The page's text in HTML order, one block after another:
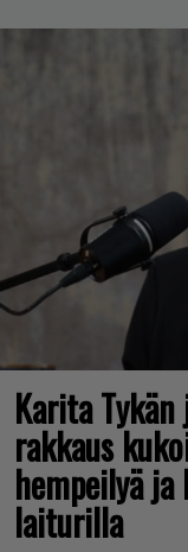
Karita
rakkaus
hempeilyä
laiturilla